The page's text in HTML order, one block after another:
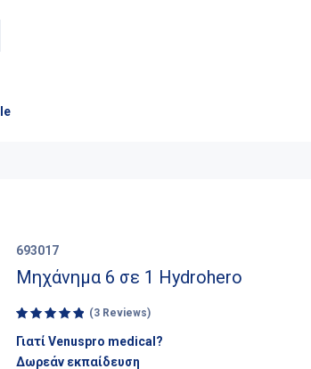
693017
Μηχάνημα 6 σε 1 Hydrohero
Rated
5.00out
of 5
(3 Reviews)
Γιατί Venuspro medical?
Δωρεάν εκπαίδευση